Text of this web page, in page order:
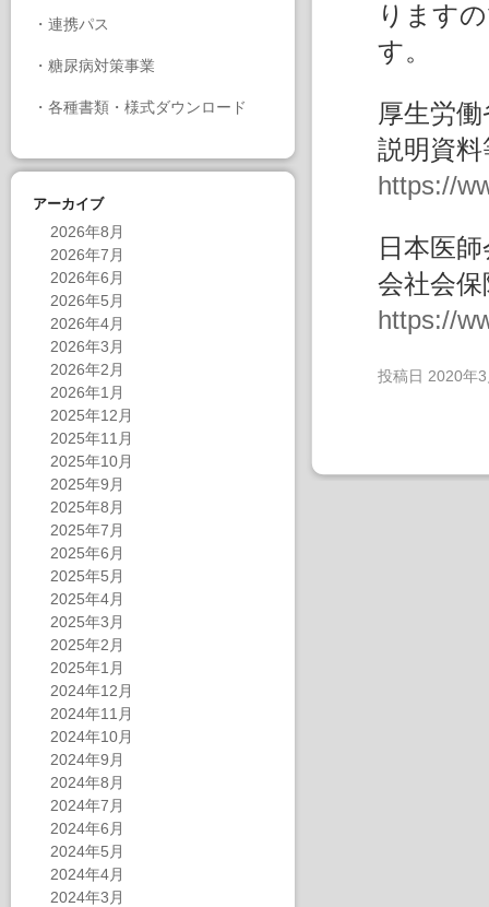
・ 連携パス
・ 糖尿病対策事業
・ 各種書類・様式ダウンロード
アーカイブ
2026年8月
2026年7月
2026年6月
2026年5月
2026年4月
2026年3月
2026年2月
2026年1月
2025年12月
2025年11月
2025年10月
2025年9月
2025年8月
2025年7月
2025年6月
2025年5月
2025年4月
2025年3月
2025年2月
2025年1月
2024年12月
2024年11月
2024年10月
2024年9月
2024年8月
2024年7月
2024年6月
2024年5月
2024年4月
2024年3月
ります
す。
厚生労
説明資
https://
日本医
会社会
https://
投稿日 2020年